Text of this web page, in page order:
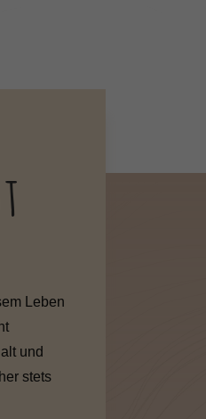
Leben
und
stets